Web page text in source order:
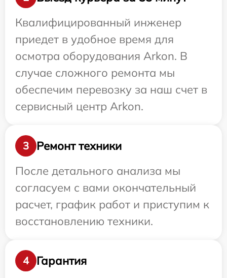
Квалифицированный инженер
приедет в удобное время для
осмотра оборудования Arkon. В
случае сложного ремонта мы
обеспечим перевозку за наш счет в
сервисный центр Arkon.
3
Ремонт техники
После детального анализа мы
согласуем с вами окончательный
расчет, график работ и приступим к
восстановлению техники.
4
Гарантия